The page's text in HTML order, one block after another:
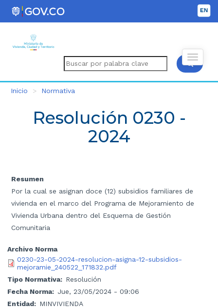
Inicio Normativa
Resolución 0230 -
2024
Resumen
Por la cual se asignan doce (12) subsidios familiares de
vivienda en el marco del Programa de Mejoramiento de
Vivienda Urbana dentro del Esquema de Gestión
Comunitaria
Archivo Norma
0230-23-05-2024-resolucion-asigna-12-subsidios-
mejoramie_240522_171832.pdf
Tipo Normativa
Resolución
Fecha Norma
Jue, 23/05/2024 - 09:06
Entidad
MINVIVIENDA